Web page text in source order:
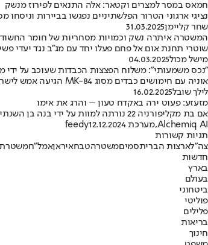
חמאס במסר למצרים וקטאר: אלה התנאים לפירוז מנשק
נציגי ארגוני הטרור הפלשתיניים נפגשו בביירות
שחר קליימן31.03.2025
המשטרה איתרה נשק וכמויות מסחריות של חומר
שוטרי תחנת אום אל פחם פעלו יחד עם מג"ב נגד יעדי
מישל מכול04.03.2025
"נכס משמעותי": משלוח הפצצות הכבדות שעוכב על ידי
אוניה עם חימושים כבדים מסוג MK-84 הגיעה אמש לישראל • זאת לאחר שחרור המשלוחים בידי הנשיא המכהן דונלד טראמפ • ישראל כ"ץ: "האספקה מהווה עדות נוספת לקשר בין ישראל לארה"ב"
לילך שובל16.02.2025
מזעזע: פעוט ירה באקדח טעון – והרג את אימו
אם בת מקליפורניה 22 נורתה למוות על ידי בנה בן השנתיים, לאחר שבן זוגה השאיר אקדח טעון על המיטה. הוא נעצר ושוחרר, ובמשטרה מבקשים שאנשים יבואו לקחת מנעולי נשק
Alchemiq AI
,מערכת feedy12.12.2024
תגיות קשורות
צה"לארצות הבריתסמיםמשטרהטבחאיראןאמל"חמשטרת
חדשות
בארץ
בעולם
ביטחוני
פוליטי
פלילים
בריאות
חינוך